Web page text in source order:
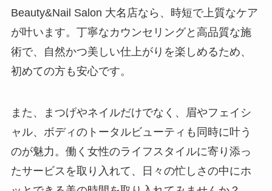
Beauty&Nail Salon 大名店なら、時短で上質なケア
が叶います。丁寧なカウンセリングと高品質な施
術で、自然かつ美しい仕上がりを楽しめるため、
初めての方も安心です。
また、まつげやネイルだけでなく、眉やフェイシ
ャル、ボディのトータルビューティも同時に叶う
のが魅力。働く女性のライフスタイルに寄り添っ
たサービスを取り入れて、日々の忙しさの中にホ